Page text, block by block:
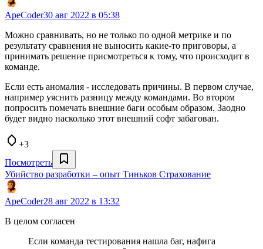
ApeCoder30 авг 2022 в 05:38
Можно сравнивать, но не только по одной метрике и по
результату сравнения не выносить какие-то приговоры, а
принимать решение присмотреться к тому, что происходит в
команде.
Если есть аномалия - исследовать причины. В первом случае,
например уяснить разницу между командами. Во втором
попросить помечать внешние баги особым образом. Заодно
будет видно насколько этот внешний софт забагован.
+3
Посмотреть
Убийство разработки – опыт Тиньков Страхование
ApeCoder28 авг 2022 в 13:32
В целом согласен
Если команда тестирования нашла баг, нафига